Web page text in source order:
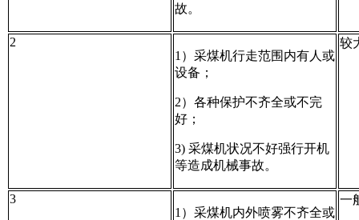
故。
2
1）采煤机行走范围内有人或
设备；
2）各种保护不齐全或不完
好；
3) 采煤机状况不好强行开机
等造成机械事故。
较
3
1）采煤机内外喷雾不齐全或
一